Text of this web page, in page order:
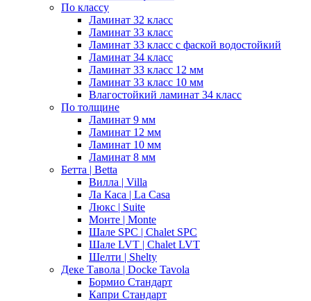
По классу
Ламинат 32 класс
Ламинат 33 класс
Ламинат 33 класс с фаской водостойкий
Ламинат 34 класс
Ламинат 33 класс 12 мм
Ламинат 33 класс 10 мм
Влагостойкий ламинат 34 класс
По толщине
Ламинат 9 мм
Ламинат 12 мм
Ламинат 10 мм
Ламинат 8 мм
Бетта | Betta
Вилла | Villa
Ла Каса | La Casa
Люкс | Suite
Монте | Monte
Шале SPC | Chalet SPC
Шале LVT | Chalet LVT
Шелти | Shelty
Деке Тавола | Docke Tavola
Бормио Стандарт
Капри Стандарт